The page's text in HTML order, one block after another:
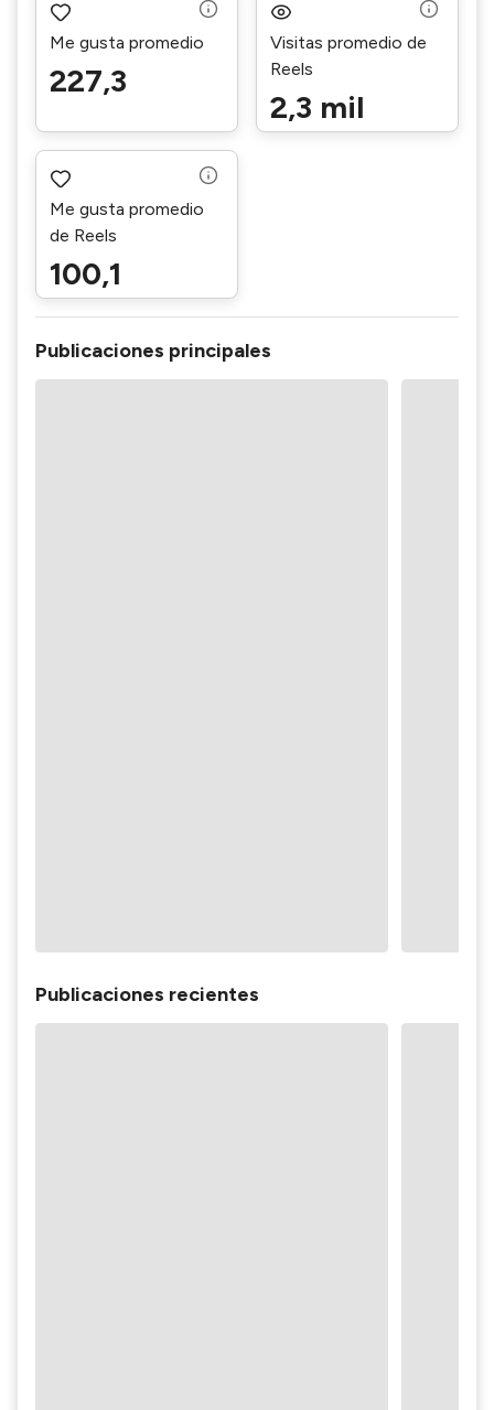
Me gusta promedio
227,3
Visitas promedio de
Reels
2,3 mil
Me gusta promedio
de Reels
100,1
Publicaciones principales
Publicaciones recientes